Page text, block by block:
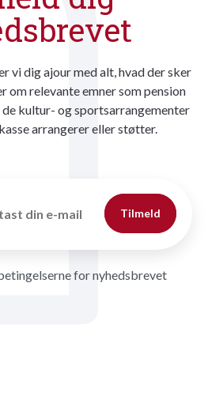
vi dig ajour med alt, hvad der sker
om relevante emner som pension
kultur- og sportsarrangementer
arrangerer eller støtter.
for nyhedsbrevet
Tilmeld